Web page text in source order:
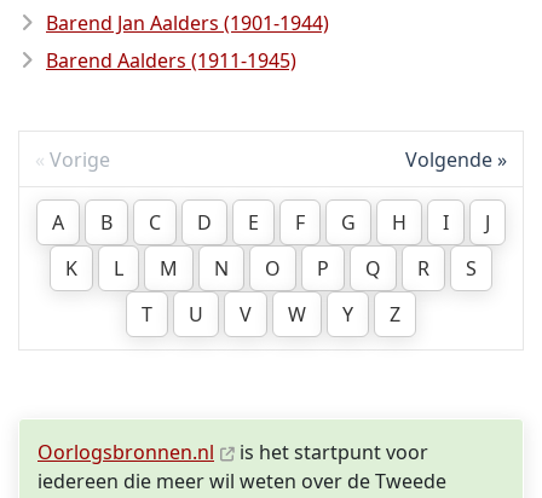
Barend Jan Aalders (1901-1944)
Barend Aalders (1911-1945)
Vorige Volgende
A B C D E F G H I
J
K
L M N O P Q R
S
T
U V W Y Z
Oorlogsbronnen.nl
is het startpunt voor
iedereen die meer wil weten over de Tweede